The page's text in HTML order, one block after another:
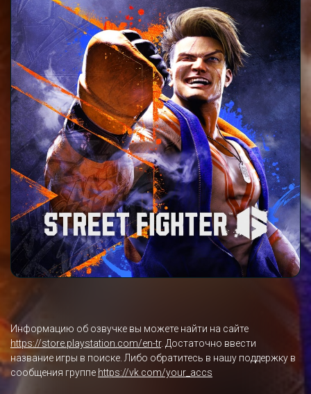
Информацию об озвучке вы можете найти на сайте
https://store.playstation.com/en-tr. Достаточно ввести
название игры в поиске. Либо обратитесь в нашу поддержку в
сообщения группе https://vk.com/your_accs